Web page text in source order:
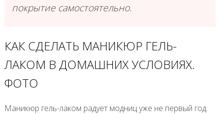
покрытие самостоятельно.
КАК СДЕЛАТЬ МАНИКЮР ГЕЛЬ-
ЛАКОМ В ДОМАШНИХ УСЛОВИЯХ.
ФОТО
Маникюр гель-лаком радует модниц уже не первый год.